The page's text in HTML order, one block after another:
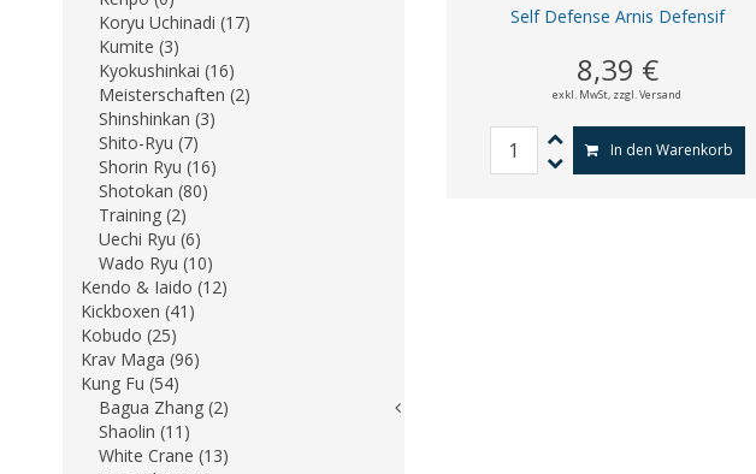
Self Defense Arnis Defensif
8,39 €
exkl. MwSt, zzgl. Versand
In den Warenkorb
Koryu Uchinadi (17)
Kumite (3)
Kyokushinkai (16)
Meisterschaften (2)
Shinshinkan (3)
Shito-Ryu (7)
Shorin Ryu (16)
Shotokan (80)
Training (2)
Uechi Ryu (6)
Wado Ryu (10)
Kendo & Iaido (12)
Kickboxen (41)
Kobudo (25)
Krav Maga (96)
Kung Fu (54)
Bagua Zhang (2)
Shaolin (11)
White Crane (13)